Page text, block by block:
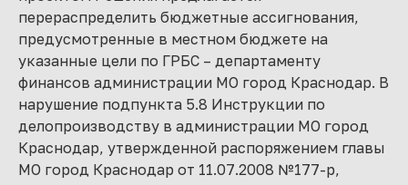
перераспределить бюджетные ассигнования,
предусмотренные в местном бюджете на
указанные цели по ГРБС – департаменту
финансов администрации МО город Краснодар. В
нарушение подпункта 5.8 Инструкции по
делопроизводству в администрации МО город
Краснодар, утвержденной распоряжением главы
МО город Краснодар от 11.07.2008 №177-р,